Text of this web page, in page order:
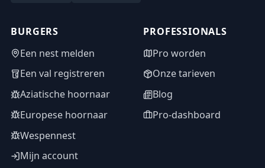
BURGERS
Een nest melden
Een val registreren
Aziatische hoornaar
Europese hoornaar
Wespennest
Mijn account
PROFESSIONALS
Pro worden
Onze tarieven
Blog
Pro-dashboard